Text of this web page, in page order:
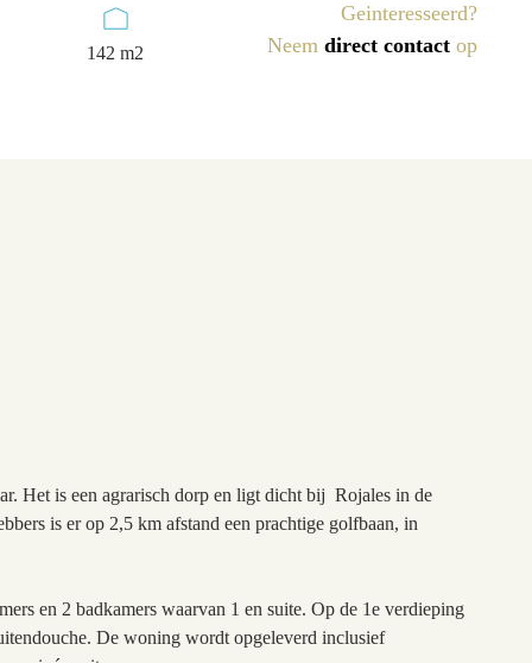
142 m2
Geinteresseerd?
Neem direct contact op
Het is een agrarisch dorp en ligt dicht bij Rojales in de
is er op 2,5 km afstand een prachtige golfbaan, in
en 2 badkamers waarvan 1 en suite. Op de 1e verdieping
De woning wordt opgeleverd inclusief